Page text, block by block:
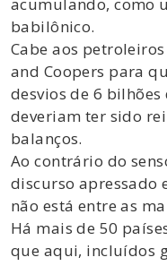
babilônico.
Cabe aos
and Coopers para
desvios de 6
deveriam ter sido
balanços.
Ao contrário do
discurso apressado
não está entre as
Há mais de 50
que aqui, incluídos